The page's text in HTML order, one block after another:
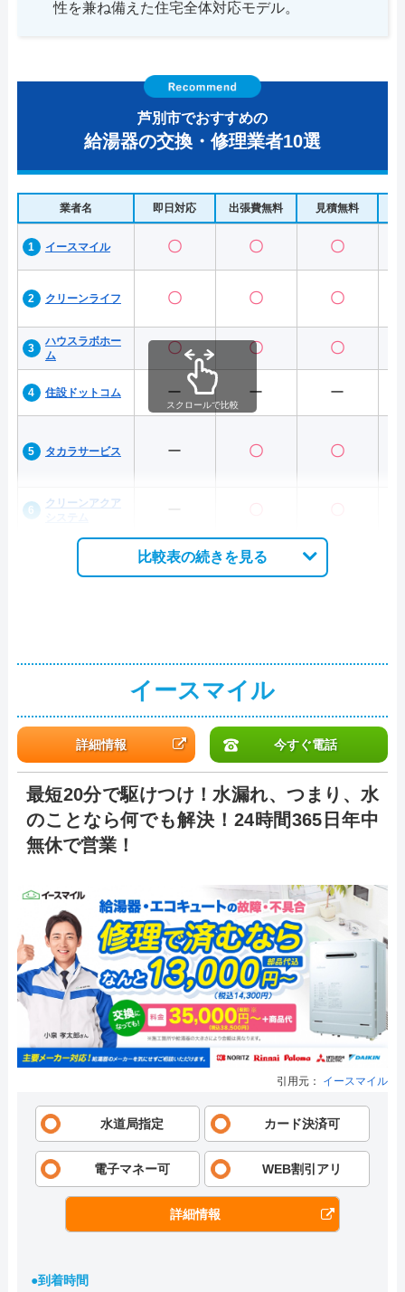
性を兼ね備えた住宅全体対応モデル。
芦別市でおすすめの
給湯器の交換・修理業者10選
業者名 即日対応 出張費無料 見積無料
イースマイル 〇 〇 〇
クリーンライフ 〇 〇 〇
ハウスラボホー
ム
〇 〇 〇
住設ドットコム ー ー ー
タカラサービス ー 〇 〇
クリーンアクア
スクロールで比較
比較表の続きを見る
イースマイル
詳細情報 今すぐ電話
最短20分で駆けつけ！水漏れ、つまり、水
のことなら何でも解決！24時間365日年中
無休で営業！
引用元： イースマイル
水道局指定 カード決済可
電子マネー可 WEB割引アリ
詳細情報
●到着時間